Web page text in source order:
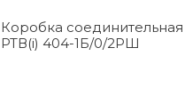
Коробка соединительная
РТВ(i) 404-1Б/0/2РШ